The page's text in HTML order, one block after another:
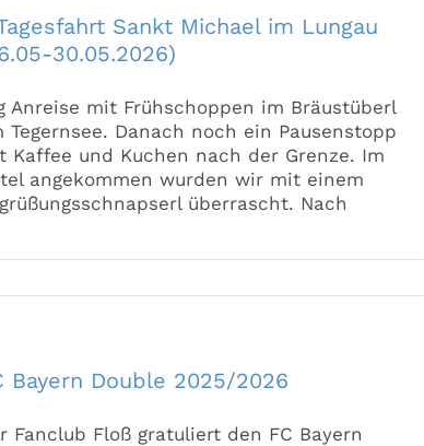
Sankt Michael im Lungau
30.05.2026)
Anreise mit Frühschoppen im Bräustüberl
Tegernsee. Danach noch ein Pausenstopp
Kaffee und Kuchen nach der Grenze. Im
angekommen wurden wir mit einem
überrascht. Nach
Bayern Double 2025/2026
Fanclub Floß gratuliert den FC Bayern